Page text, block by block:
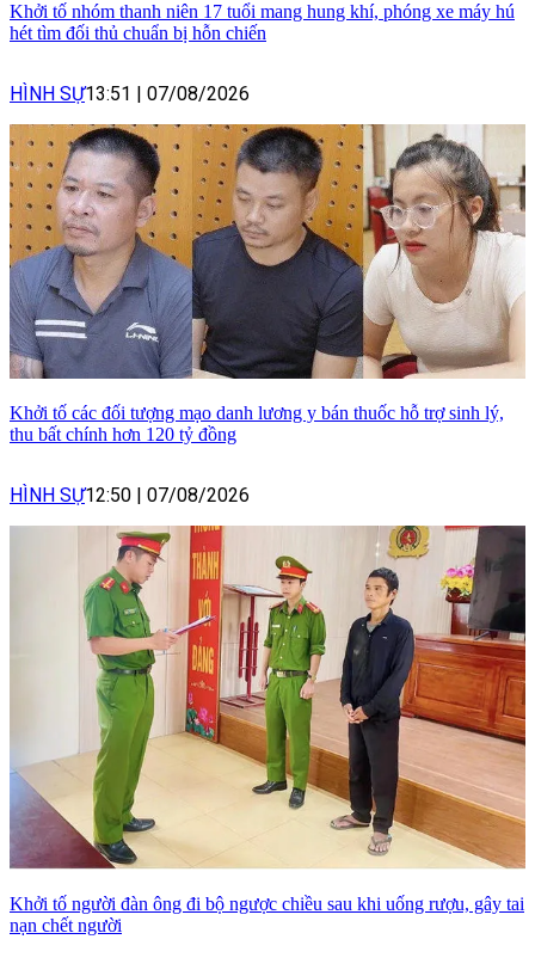
Khởi tố nhóm thanh niên 17 tuổi mang hung khí, phóng xe máy hú
hét tìm đối thủ chuẩn bị hỗn chiến
HÌNH SỰ13:51 07/08/2026
Khởi tố các đối tượng mạo danh lương y bán thuốc hỗ trợ sinh lý,
thu bất chính hơn 120 tỷ đồng
HÌNH SỰ12:50 | 07/08/2026
Khởi tố người đàn ông đi bộ ngược chiều sau khi uống rượu, gây tai
nạn chết người